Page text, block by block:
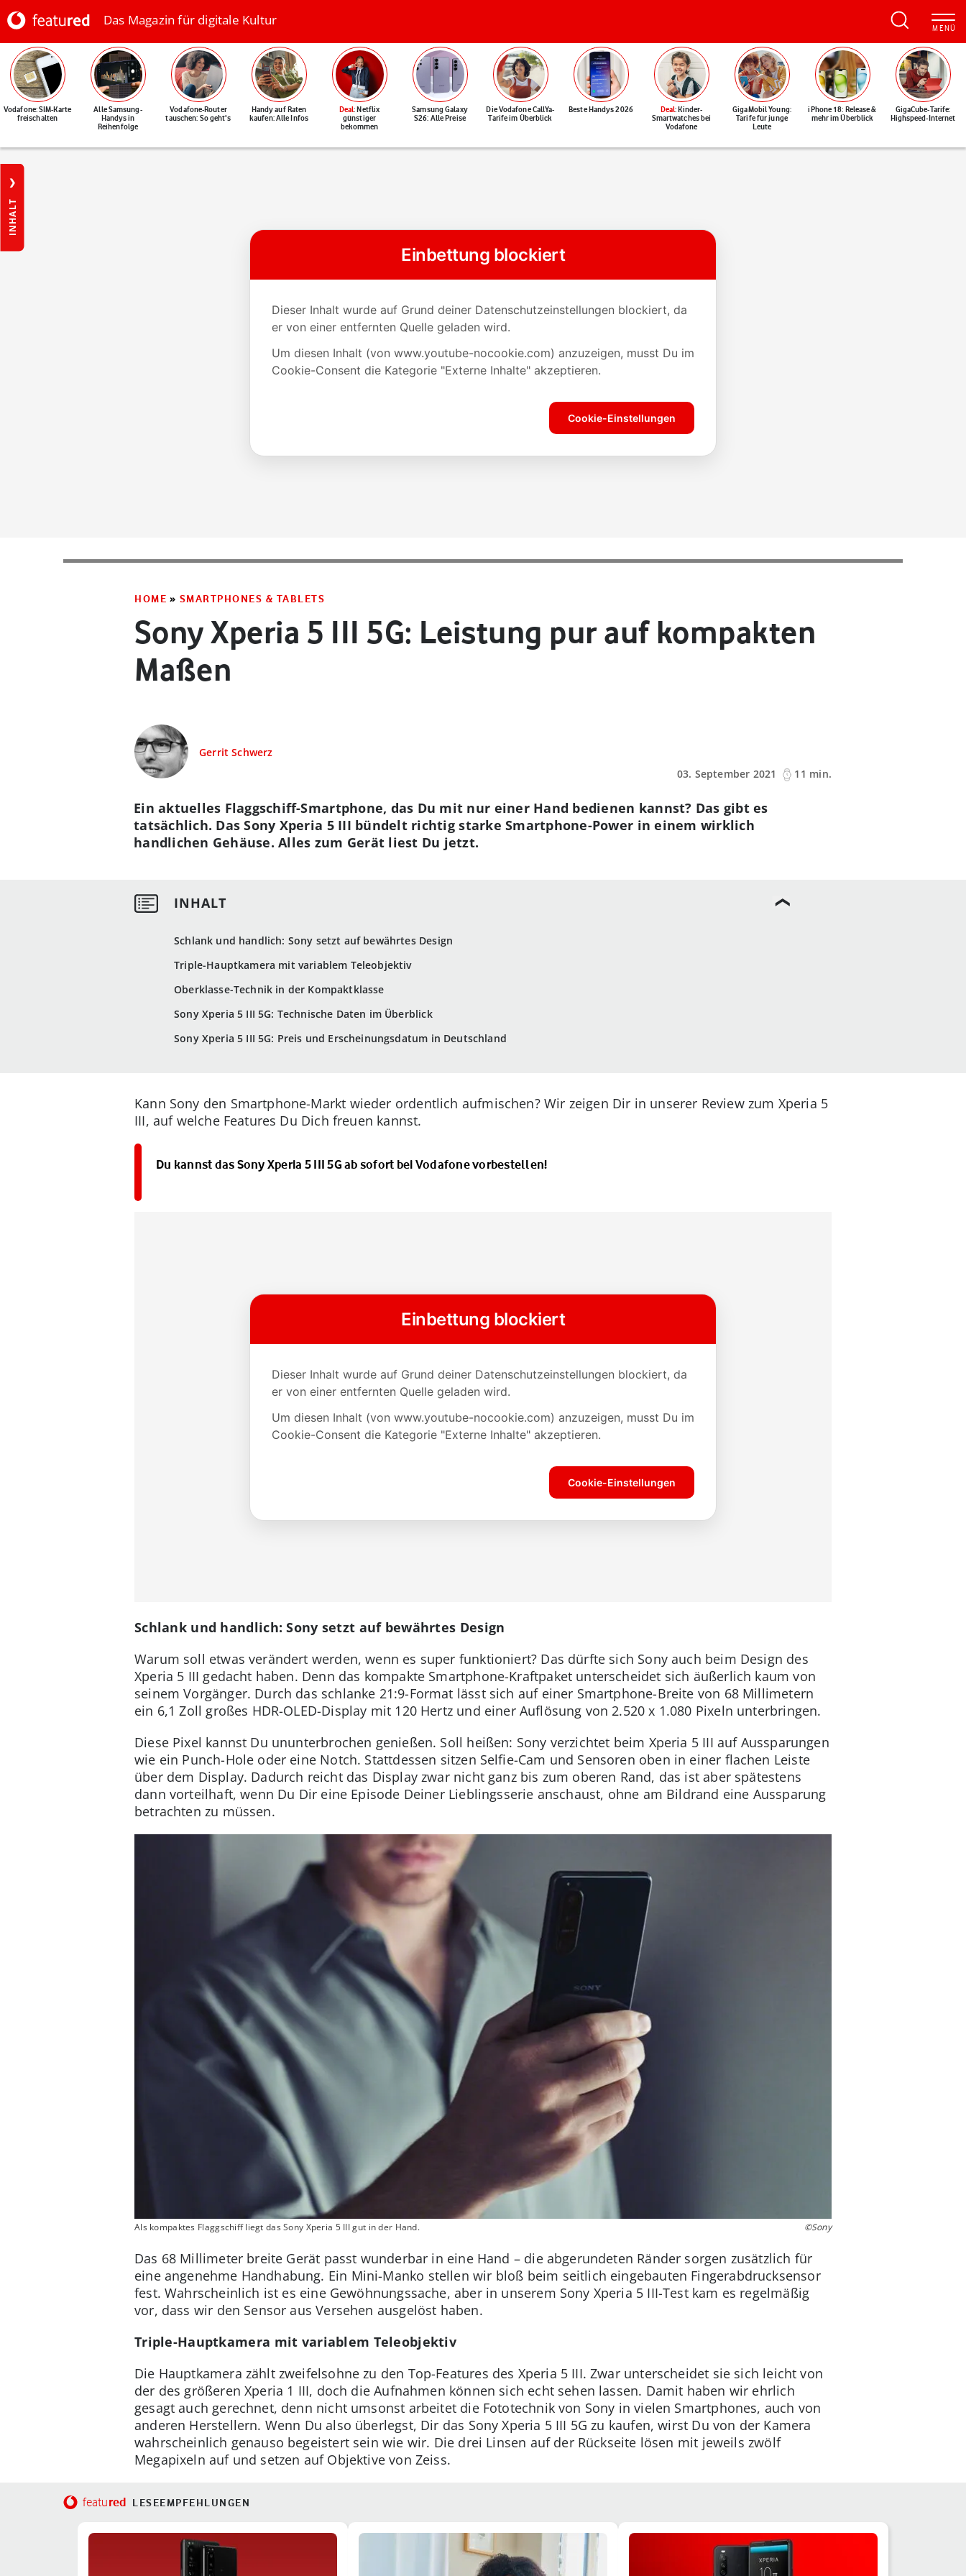
Das Magazin für digitale Kultur
Vodafone: SIM-Karte
freischalten
Alle Samsung-
Handys in
Reihenfolge
Vodafone-Router
tauschen: So geht's
Handy auf Raten
kaufen: Alle Infos
Deal: Netflix
günstiger
bekommen
Samsung Galaxy
S26: Alle Preise
Die Vodafone CallYa-
Tarife im Überblick
Beste Handys 2026 Deal: Kinder-
Smartwatches bei
Vodafone
GigaMobil Young:
Tarife für junge
Leute
iPhone 18: Release &
mehr im Überblick
GigaCube-Tarife:
Highspeed-Internet
INHALT
HOME » SMARTPHONES & TABLETS
Sony Xperia 5 III 5G: Leistung pur auf kompakten
Maßen
Gerrit Schwerz
03. September 2021
11 min.
Schlank und handlich: Sony setzt auf bewährtes Design
Triple-Hauptkamera mit variablem Teleobjektiv
Oberklasse-Technik in der Kompaktklasse
Sony Xperia 5 III 5G: Technische Daten im Überblick
Sony Xperia 5 III 5G: Preis und Erscheinungsdatum in Deutschland
Ein aktuelles Flaggschiff-Smartphone, das Du mit nur einer Hand bedienen kannst? Das gibt es
tatsächlich. Das Sony Xperia 5 III bündelt richtig starke Smartphone-Power in einem wirklich
handlichen Gehäuse. Alles zum Gerät liest Du jetzt.
Kann Sony den Smartphone-Markt wieder ordentlich aufmischen? Wir zeigen Dir in unserer Review zum Xperia 5
III, auf welche Features Du Dich freuen kannst.
Du kannst das Sony Xperia 5 III 5G ab sofort bei Vodafone vorbestellen!
Schlank und handlich: Sony setzt auf bewährtes Design
Warum soll etwas verändert werden, wenn es super funktioniert? Das dürfte sich Sony auch beim Design des
Xperia 5 III gedacht haben. Denn das kompakte Smartphone-Kraftpaket unterscheidet sich äußerlich kaum von
seinem Vorgänger. Durch das schlanke 21:9-Format lässt sich auf einer Smartphone-Breite von 68 Millimetern
ein 6,1 Zoll großes HDR-OLED-Display mit 120 Hertz und einer Auflösung von 2.520 x 1.080 Pixeln unterbringen.
Diese Pixel kannst Du ununterbrochen genießen. Soll heißen: Sony verzichtet beim Xperia 5 III auf Aussparungen
wie ein Punch-Hole oder eine Notch. Stattdessen sitzen Selfie-Cam und Sensoren oben in einer flachen Leiste
über dem Display. Dadurch reicht das Display zwar nicht ganz bis zum oberen Rand, das ist aber spätestens
dann vorteilhaft, wenn Du Dir eine Episode Deiner Lieblingsserie anschaust, ohne am Bildrand eine Aussparung
betrachten zu müssen.
Als kompaktes Flaggschiff liegt das Sony Xperia 5 III gut in der Hand. ©Sony
Das 68 Millimeter breite Gerät passt wunderbar in eine Hand – die abgerundeten Ränder sorgen zusätzlich für
eine angenehme Handhabung. Ein Mini-Manko stellen wir bloß beim seitlich eingebauten Fingerabdrucksensor
fest. Wahrscheinlich ist es eine Gewöhnungssache, aber in unserem Sony Xperia 5 III-Test kam es regelmäßig
vor, dass wir den Sensor aus Versehen ausgelöst haben.
Triple-Hauptkamera mit variablem Teleobjektiv
Die Hauptkamera zählt zweifelsohne zu den Top-Features des Xperia 5 III. Zwar unterscheidet sie sich leicht von
der des größeren Xperia 1 III, doch die Aufnahmen können sich echt sehen lassen. Damit haben wir ehrlich
gesagt auch gerechnet, denn nicht umsonst arbeitet die Fototechnik von Sony in vielen Smartphones, auch von
anderen Herstellern. Wenn Du also überlegst, Dir das Sony Xperia 5 III 5G zu kaufen, wirst Du von der Kamera
wahrscheinlich genauso begeistert sein wie wir. Die drei Linsen auf der Rückseite lösen mit jeweils zwölf
Megapixeln auf und setzen auf Objektive von Zeiss.
featured LESEEMPFEHLUNGEN